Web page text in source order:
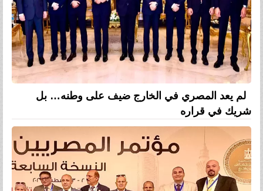
لم يعد المصري في الخارج ضيف على وطنه… بل
شريك في قراره